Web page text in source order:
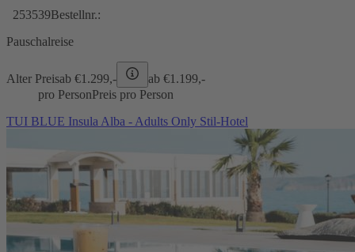
253539Bestellnr.:
Pauschalreise
Alter Preisab €1.299,- ab €1.199,-
pro PersonPreis pro Person
TUI BLUE Insula Alba - Adults Only Stil-Hotel